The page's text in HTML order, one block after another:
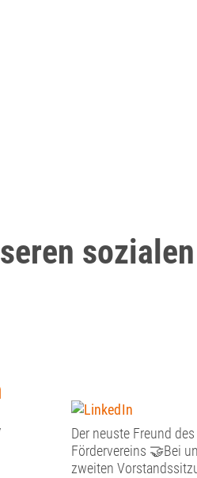
Der neuste Freund des
Fördervereins 🤝Bei
zweiten